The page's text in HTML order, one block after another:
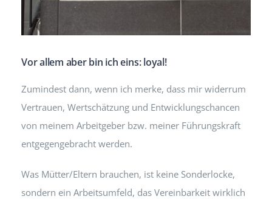
Vor allem aber bin ich eins: loyal!
Zumindest dann, wenn ich merke, dass mir widerrum
Vertrauen, Wertschätzung und Entwicklungschancen
von meinem Arbeitgeber bzw. meiner Führungskraft
entgegengebracht werden.
Was Mütter/Eltern brauchen, ist keine Sonderlocke,
sondern ein Arbeitsumfeld, das Vereinbarkeit wirklich